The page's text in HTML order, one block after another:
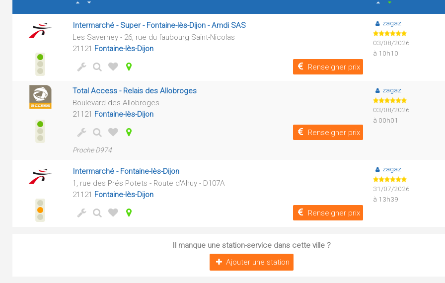
Intermarché - Super - Fontaine-lès-Dijon - Amdi SAS
Les Saverney - 26, rue du faubourg Saint-Nicolas
21121 Fontaine-lès-Dijon
Renseigner prix
zagaz
03/08/2026
à 10h10
Total Access - Relais des Allobroges
Boulevard des Allobroges
21121 Fontaine-lès-Dijon
Renseigner prix
Proche D974
zagaz
03/08/2026
à 00h01
Intermarché - Fontaine-lès-Dijon
1, rue des Prés Potets - Route d'Ahuy - D107A
21121 Fontaine-lès-Dijon
Renseigner prix
zagaz
31/07/2026
à 13h39
Il manque une station-service dans cette ville ?
Ajouter une station